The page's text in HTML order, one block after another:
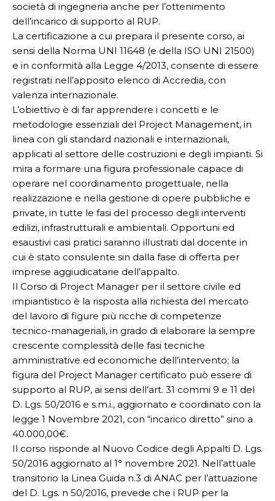
società di ingegneria anche per l’ottenimento
dell’incarico di supporto al RUP.
La certificazione a cui prepara il presente corso, ai
sensi della Norma UNI 11648 (e della ISO UNI 21500)
e in conformità alla Legge 4/2013, consente di essere
registrati nell’apposito elenco di Accredia, con
valenza internazionale.
L’obiettivo è di far apprendere i concetti e le
metodologie essenziali del Project Management, in
linea con gli standard nazionali e internazionali,
applicati al settore delle costruzioni e degli impianti. Si
mira a formare una figura professionale capace di
operare nel coordinamento progettuale, nella
realizzazione e nella gestione di opere pubbliche e
private, in tutte le fasi del processo degli interventi
edilizi, infrastrutturali e ambientali. Opportuni ed
esaustivi casi pratici saranno illustrati dal docente in
cui è stato consulente sin dalla fase di offerta per
imprese aggiudicatarie dell’appalto.
Il Corso di Project Manager per il settore civile ed
impiantistico è la risposta alla richiesta del mercato
del lavoro di figure più ricche di competenze
tecnico-­manageriali, in grado di elaborare la sempre
crescente complessità delle fasi tecniche
amministrative ed economiche dell’intervento; la
figura del Project Manager certificato può essere di
supporto al RUP, ai sensi dell’art. 31 commi 9 e 11 del
D. Lgs. 50/2016 e s.m.i., aggiornato e coordinato con la
legge 1 Novembre 2021, con “incarico diretto” sino a
40.000,00€.
Il corso risponde al Nuovo Codice degli Appalti D. Lgs.
50/2016 aggiornato al 1° novembre 2021. Nell’attuale
transitorio la Linea Guida n.3 di ANAC per l’attuazione
del D. Lgs. n 50/2016, prevede che i RUP per la